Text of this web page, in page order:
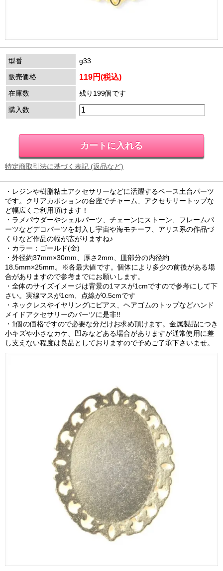
型番
g33
販売価格
119円(税込)
在庫数 残り199個です
購入数
特定商取引法に基づく表記 (返品など)
・レジンや樹脂粘土アクセサリーなどに活躍するベース土台パーツ
です。クリアカボションの台座でチャーム、アクセサリートップな
ど幅広くご利用頂けます！
・ラメパウダーやシェルパーツ、チェーンにストーン、フレームパ
ーツなどデコパーツを封入し宇宙や海モチーフ、アリス系の作品づ
くりなど作品の幅が広がりますね♪
・カラー：ゴールド(金)
・外径約37mm×30mm、厚さ2mm、皿部分の内径約
18.5mm×25mm。※各最大値です。個体により多少の前後がある場
合がありますので参考までにお願いします。
・全体のサイズイメージは背景の1マスが1cmですので参考にして下
さい。実線マスが1cm、点線が0.5cmです
・ネックレスやイヤリングにピアス、ヘアゴムのトップなどハンド
メイドアクセサリーのパーツに是非!!
・1個の価格ですので必要な分だけお求め頂けます。金属製品につき
小キズや小さなカケ、凹みなどある場合がありますが通常使用に差
し支えない程度は良品としておりますので予めご了承下さいませ。